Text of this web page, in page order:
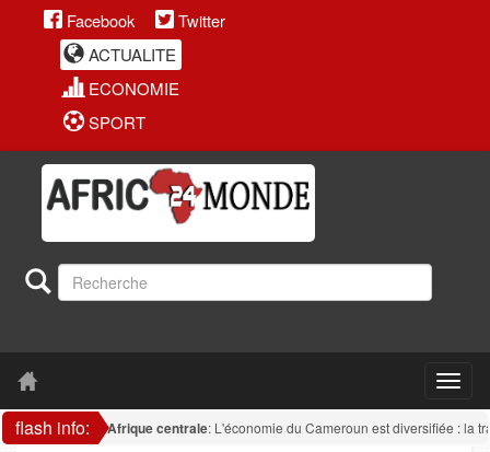
Facebook
Twitter
ACTUALITE
ECONOMIE
SPORT
flash info:Afrique centrale: L'économie du Cameroun est diversifiée : la